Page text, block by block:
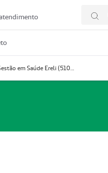
Prestador Essencial Gestão em Saúde Ereli (51004354-7)